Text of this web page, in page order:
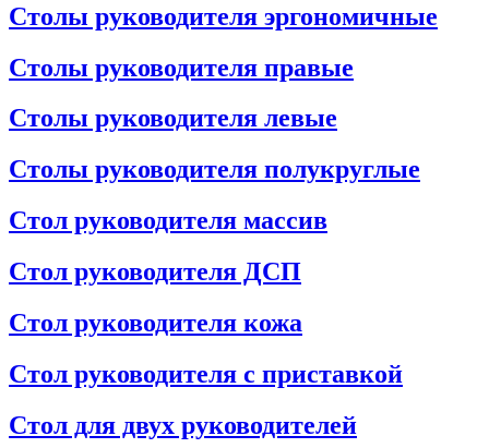
Столы руководителя эргономичные
Столы руководителя правые
Столы руководителя левые
Столы руководителя полукруглые
Стол руководителя массив
Стол руководителя ДСП
Стол руководителя кожа
Стол руководителя с приставкой
Стол для двух руководителей